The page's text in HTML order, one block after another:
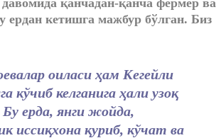
ердан кетишга мажбур бўлган. Биз
оиласи ҳам Кегейли
кўчиб келганига ҳали узоқ
ерда, янги жойда,
иссиқхона қуриб, кўчат ва